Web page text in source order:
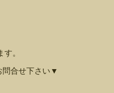
。
合せ下さい▼